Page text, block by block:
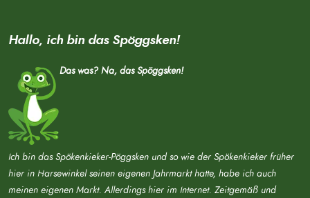
Hallo, ich bin das Spöggsken!
Das was? Na, das Spöggsken!
Ich bin das Spökenkieker-Pöggsken und so wie der Spökenkieker früher
hier in Harsewinkel seinen eigenen Jahrmarkt hatte, habe ich auch
meinen eigenen Markt. Allerdings hier im Internet. Zeitgemäß und